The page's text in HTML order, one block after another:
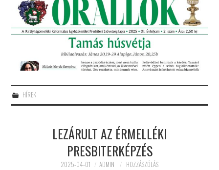
HÍREK
LEZÁRULT AZ ÉRMELLÉKI
PRESBITERKÉPZÉS
2025-04-01 ADMIN HOZZÁSZÓLÁS